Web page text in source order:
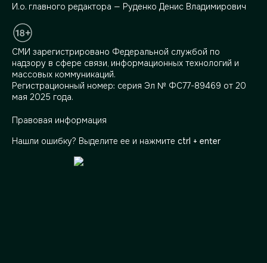
И.о. главного редактора — Руденко Денис Владимирович
СМИ зарегистрировано Федеральной службой по
надзору в сфере связи, информационных технологий и
массовых коммуникаций.
Регистрационный номер: серия Эл № ФС77-89469 от 20
мая 2025 года.
Правовая информация
Нашли ошибку? Выделите ее и нажмите ctrl + enter